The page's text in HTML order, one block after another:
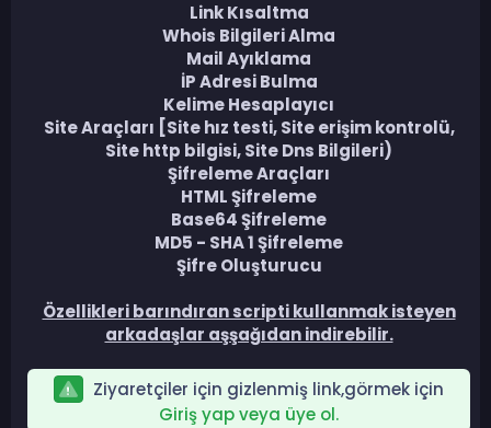
Link Kısaltma
Whois Bilgileri Alma
Mail Ayıklama
İP Adresi Bulma
Kelime Hesaplayıcı
Site Araçları [Site hız testi, Site erişim kontrolü,
Site http bilgisi, Site Dns Bilgileri)
Şifreleme Araçları
HTML Şifreleme
Base64 Şifreleme
MD5 - SHA 1 Şifreleme
Şifre Oluşturucu
Özellikleri barındıran scripti kullanmak isteyen
arkadaşlar aşşağıdan indirebilir.
Ziyaretçiler için gizlenmiş link,görmek için
Giriş yap veya üye ol.